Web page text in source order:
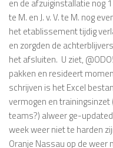
en de afzuiginstallatie nog
te M. en J. v. V. te M. nog
het etablissement tijdig
en zorgden de
het afsluiten. U ziet,
pakken en resideert
schrijven is het Excel
vermogen en
teams?) alweer ge-
week weer niet te harden
Oranje Nassau op de